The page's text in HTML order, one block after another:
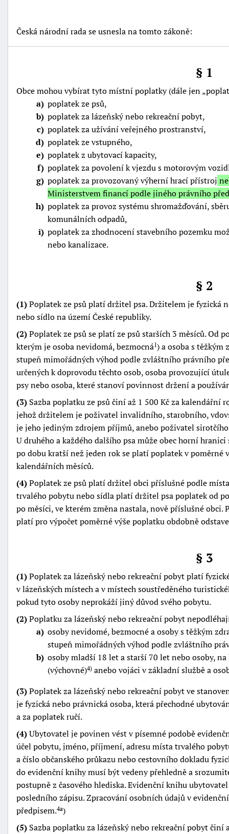
Česká národní rada se usnesla na tomto zákoně:
§ 1
Obce mohou vybírat tyto místní poplatky (dále jen
a poplatek ze psů,
b poplatek za lázeňský nebo rekreační pobyt,
c poplatek za užívání veřejného prostranství,
d poplatek ze vstupného,
e poplatek z ubytovací kapacity,
f poplatek za povolení k vjezdu s motorovým
g poplatek za provozovaný výherní hrací přístroj
Ministerstvem financí podle jiného právního
h poplatek za provoz systému shromažďování,
komunálních odpadů,
i poplatek za zhodnocení stavebního pozemku
nebo kanalizace.
§ 2
(1)Poplatek ze psů platí držitel psa. Držitelem je fyzická
nebo sídlo na území České republiky.
(2)Poplatek ze psů se platí ze psů starších 3 měsíců. Od
kterým je osoba nevidomá, bezmocná1) a osoba s
stupeň mimořádných výhod podle zvláštního právního
určených k doprovodu těchto osob, osoba provozující
psy nebo osoba, které stanoví povinnost držení a
(3) Sazba poplatku ze psů činí až 1 500 Kč za kalendářní
jehož držitelem je poživatel invalidního, starobního,
je jeho jediným zdrojem příjmů, anebo poživatel
U druhého a každého dalšího psa může obec horní
po dobu kratší než jeden rok se platí poplatek v poměrné
kalendářních měsíců.
(4)Poplatek ze psů platí držitel obci příslušné podle
trvalého pobytu nebo sídla platí držitel psa poplatek od
po měsíci, ve kterém změna nastala, nově příslušné
platí pro výpočet poměrné výše poplatku obdobně
§ 3
(1)Poplatek za lázeňský nebo rekreační pobyt platí
v lázeňských místech a v místech soustředěného
pokud tyto osoby neprokáží jiný důvod svého pobytu.
(2)Poplatku za lázeňský nebo rekreační pobyt
a osoby nevidomé, bezmocné a osoby s těžkým
stupeň mimořádných výhod podle zvláštního
b osoby mladší 18 let a starší 70 let nebo osoby,
(výchovné)4)anebo vojáci v základní službě a
(3)Poplatek za lázeňský nebo rekreační pobyt ve
je fyzická nebo právnická osoba, která přechodné
a za poplatek ručí.
(4)Ubytovatel je povinen vést v písemné podobě
účel pobytu, jméno, příjmení, adresu místa trvalého
a číslo občanského průkazu nebo cestovního dokladu
do evidenční knihy musí být vedeny přehledně a
postupně z časového hlediska. Evidenční knihu
posledního zápisu. Zpracování osobních údajů v
předpisem.4a)
(5) Sazba poplatku za lázeňský nebo rekreační pobyt činí
+náhrady
-
náhrady